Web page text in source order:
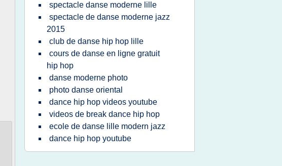
spectacle danse moderne lille
spectacle de danse moderne jazz
2015
club de danse hip hop lille
cours de danse en ligne gratuit
hip hop
danse moderne photo
photo danse oriental
dance hip hop videos youtube
videos de break dance hip hop
ecole de danse lille modern jazz
dance hip hop youtube